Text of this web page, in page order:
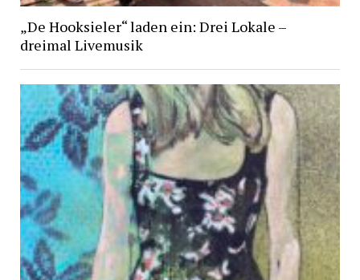
„De Hooksieler“ laden ein: Drei Lokale –
dreimal Livemusik